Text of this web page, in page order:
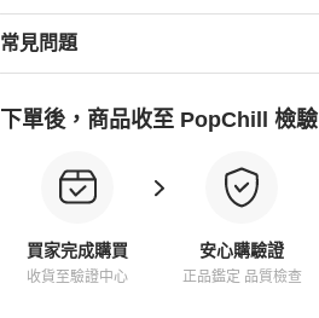
常見問題
下單後，商品收至 PopChill 檢驗
買家完成購買
收貨至驗證中心
安心購驗證
正品鑑定 品質檢查